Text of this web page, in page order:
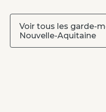
Voir tous les garde-
Nouvelle-Aquitaine